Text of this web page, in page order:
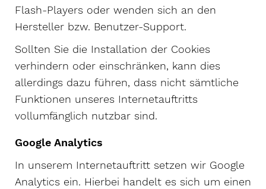
Flash-Players oder wenden sich an den
Hersteller bzw. Benutzer-Support.
Sollten Sie die Installation der Cookies
verhindern oder einschränken, kann dies
allerdings dazu führen, dass nicht sämtliche
Funktionen unseres Internetauftritts
vollumfänglich nutzbar sind.
Google Analytics
In unserem Internetauftritt setzen wir Google
Analytics ein. Hierbei handelt es sich um einen